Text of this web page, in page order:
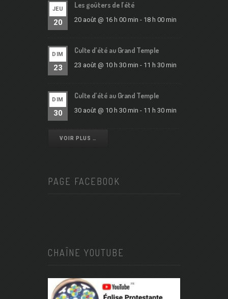
JEU
20
Les goûters de l’été
20 août @ 16 h 00 min - 18 h 00 min
DIM
23
Culte d’été au Grand Temple
23 août @ 10 h 30 min - 11 h 30 min
DIM
30
Culte d’été au Grand Temple
30 août @ 10 h 30 min - 11 h 30 min
VOIR PLUS …
PAGE FACEBOOK
CHAÎNE YOUTUBE